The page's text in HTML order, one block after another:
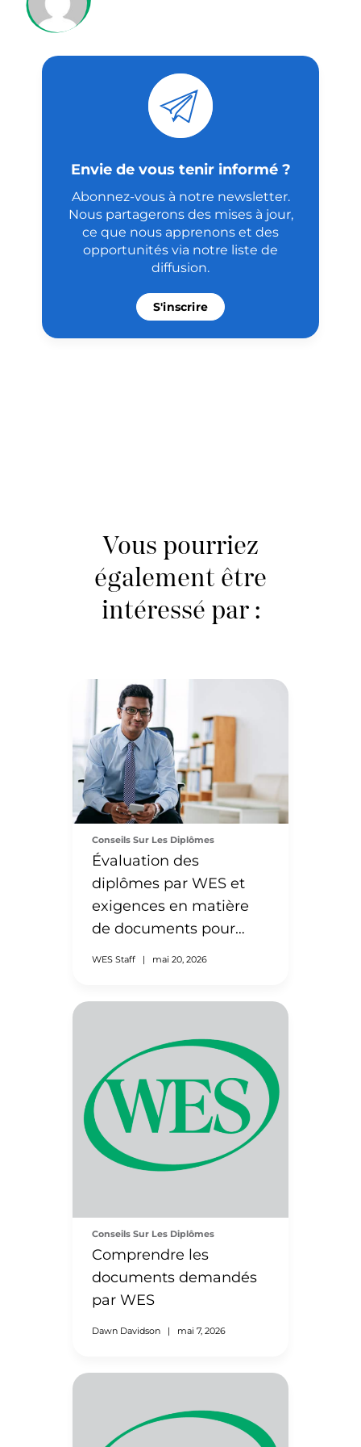
Envie de vous tenir informé ?
Abonnez-vous à notre newsletter.
Nous partagerons des mises à jour,
ce que nous apprenons et des
opportunités via notre liste de
diffusion.
S'inscrire
Vous pourriez
également être
intéressé par :
Conseils Sur Les Diplômes
Évaluation des
diplômes par WES et
exigences en matière
de documents pour
l’Inde
WES Staff | mai 20, 2026
Conseils Sur Les Diplômes
Comprendre les
documents demandés
par WES
Dawn Davidson | mai 7, 2026